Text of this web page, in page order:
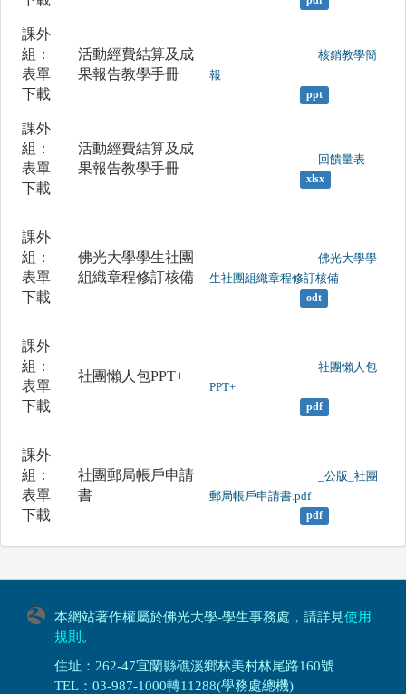
課外
組：
表單
下載
活動經費結算及成
果報告教學手冊
報
ppt
課外
組：
表單
下載
活動經費結算及成
果報告教學手冊
xlsx
課外
組：
表單
下載
佛光大學學生社團
組織章程修訂核備
生社團組織章程修訂核備
odt
課外
組：
表單
下載
社團懶人包PPT+
PPT+
pdf
課外
組：
表單
下載
社團郵局帳戶申請
書
郵局帳戶申請書.pdf
pdf
本網站著作權屬於佛光大學-學生事務處，請詳見使用
規則 。
住址：262-47宜蘭縣礁溪鄉林美村林尾路160號
TEL：03-987-1000轉11288(學務處總機)